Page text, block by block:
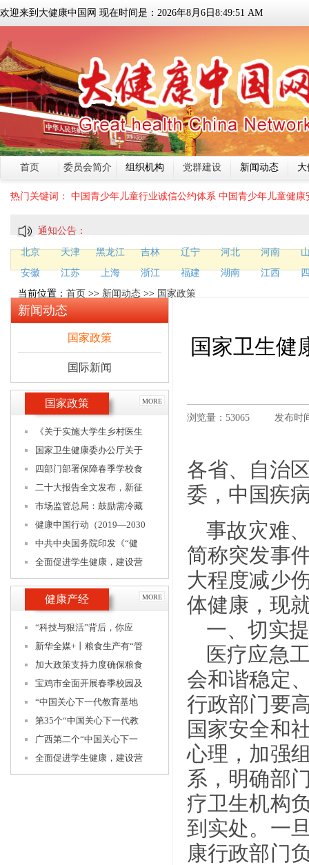
欢迎来到大健康中国网 现在时间是： 2026年8月 6 日 8:49:51 AM
首页 委员会简介 组织机构 党群建设 新闻动态
热门关键词： 中国青少年儿童行业诚信公约体系 中国青少年儿童健康
通知公告：
北京 天津 黑龙江 吉林 辽宁 河北 河南
安徽
江苏 上海 浙江 福建 湖南 江西
当前位置： 首页 >> 新闻动态 >> 国家政策
国家卫生健
浏览量：53065 发布时
各省、自治
委，中国疾
事故灾难
简称突发事
大程度减少
体健康，现
一、切实
医疗应急
会和谐稳定
行政部门要
国家安全和
心理，加强
系，明确部
疗卫生机构
到实处。一
康行政部门
新闻动态
国家政策
国际新闻
国家政策 MORE
《关于实施大学生乡村医生
国家卫生健康委办公厅关于
四部门部署保障春季学校食
二十大报告全文发布，新征
市场监管总局：鼓励需冷藏
健康中国行动（2019—2030
中共中央国务院印发《“健
全面促进学生健康，建设营
健康产经 MORE
“科技与狠活”背后，你应
新华全媒+丨粮食生产有“管
加大政策支持力度确保粮食
宝鸡市全面开展春季校园及
“中国关心下一代教育基地
第35个“中国关心下一代教
广西第二个“中国关心下一
全面促进学生健康，建设营